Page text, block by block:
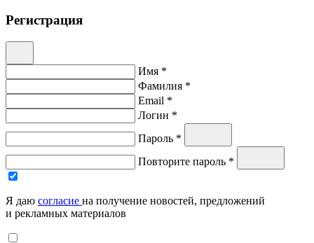
Регистрация
Имя *
Фамилия *
Email *
Логин *
Пароль *
Повторите пароль *
Я даю согласие на получение новостей, предложений
и рекламных материалов